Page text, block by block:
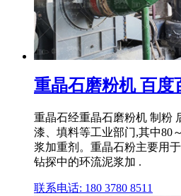
重晶石磨粉机 百度
重晶石经重晶石磨粉机 制粉
漆、填料等工业部门,其中80
浆加重剂。重晶石粉主要用
钻探中的环流泥浆加 .
联系电话: 180 3780 8511